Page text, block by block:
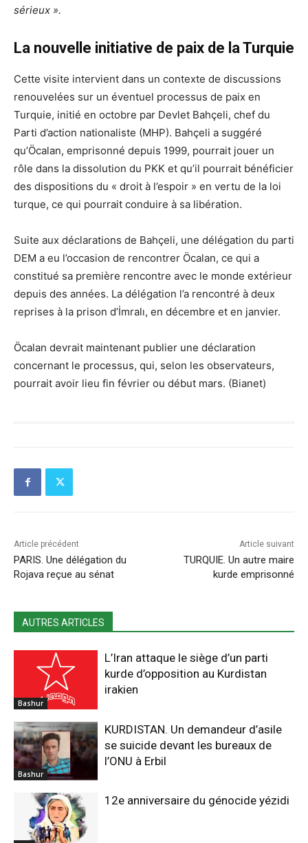
sérieux ».
La nouvelle initiative de paix de la Turquie
Cette visite intervient dans un contexte de discussions
renouvelées sur un éventuel processus de paix en
Turquie, initié en octobre par Devlet Bahçeli, chef du
Parti d’action nationaliste (MHP). Bahçeli a suggéré
qu’Öcalan, emprisonné depuis 1999, pourrait jouer un
rôle dans la dissolution du PKK et qu’il pourrait bénéficier
des dispositions du « droit à l’espoir » en vertu de la loi
turque, ce qui pourrait conduire à sa libération.
Suite aux déclarations de Bahçeli, une délégation du parti
DEM a eu l’occasion de rencontrer Öcalan, ce qui a
constitué sa première rencontre avec le monde extérieur
depuis des années. La délégation l’a rencontré à deux
reprises à la prison d’İmralı, en décembre et en janvier.
Öcalan devrait maintenant publier une déclaration
concernant le processus, qui, selon les observateurs,
pourrait avoir lieu fin février ou début mars. (Bianet)
Article précédent
PARIS. Une délégation du
Rojava reçue au sénat
Article suivant
TURQUIE. Un autre maire
kurde emprisonné
AUTRES ARTICLES
Bashur
L’Iran attaque le siège d’un parti
kurde d’opposition au Kurdistan
irakien
Bashur
KURDISTAN. Un demandeur d’asile
se suicide devant les bureaux de
l’ONU à Erbil
12e anniversaire du génocide yézidi